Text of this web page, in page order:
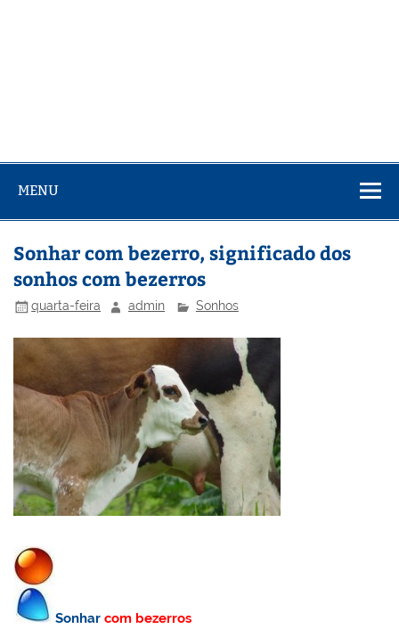
MENU
Sonhar com bezerro, significado dos
sonhos com bezerros
quarta-feira admin Sonhos
Sonhar com bezerros